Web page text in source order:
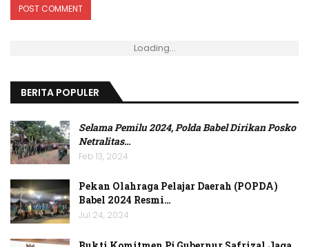
Loading...
BERITA POPULER
Selama Pemilu 2024, Polda Babel Dirikan Posko
Netralitas…
Feb 13, 2024
Pekan Olahraga Pelajar Daerah (POPDA)
Babel 2024 Resmi…
Jul 24, 2024